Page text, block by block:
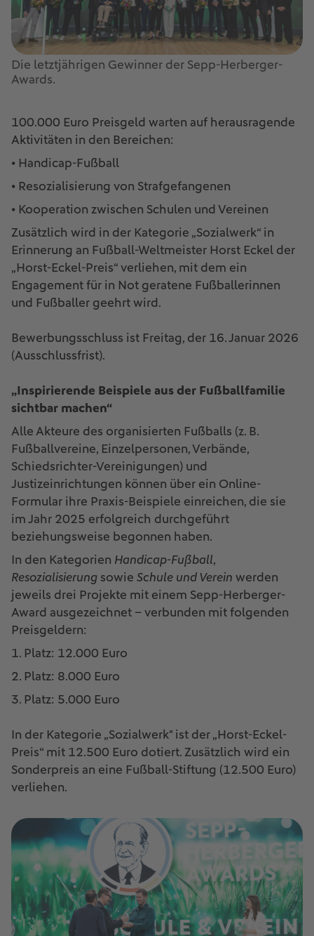
Die letztjährigen Gewinner der Sepp-Herberger-
Awards.
100.000 Euro Preisgeld warten auf herausragende
Aktivitäten in den Bereichen:
• Handicap-Fußball
• Resozialisierung von Strafgefangenen
• Kooperation zwischen Schulen und Vereinen
Zusätzlich wird in der Kategorie „Sozialwerk“ in
Erinnerung an Fußball-Weltmeister Horst Eckel der
„Horst-Eckel-Preis“ verliehen, mit dem ein
Engagement für in Not geratene Fußballerinnen
und Fußballer geehrt wird.
Bewerbungsschluss ist Freitag, der 16. Januar 2026
(Ausschlussfrist).
„Inspirierende Beispiele aus der Fußballfamilie
sichtbar machen“
Alle Akteure des organisierten Fußballs (z. B.
Fußballvereine, Einzelpersonen, Verbände,
Schiedsrichter-Vereinigungen) und
Justizeinrichtungen können über ein Online-
Formular ihre Praxis-Beispiele einreichen, die sie
im Jahr 2025 erfolgreich durchgeführt
beziehungsweise begonnen haben.
In den Kategorien Handicap-Fußball,
Resozialisierung sowie Schule und Verein werden
jeweils drei Projekte mit einem Sepp-Herberger-
Award ausgezeichnet – verbunden mit folgenden
Preisgeldern:
1. Platz: 12.000 Euro
2. Platz: 8.000 Euro
3. Platz: 5.000 Euro
In der Kategorie „Sozialwerk" ist der „Horst-Eckel-
Preis“ mit 12.500 Euro dotiert. Zusätzlich wird ein
Sonderpreis an eine Fußball-Stiftung (12.500 Euro)
verliehen.